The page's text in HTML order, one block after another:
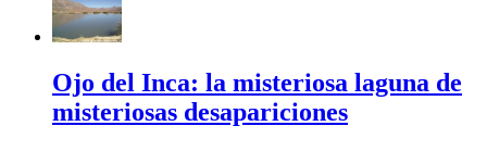
Ojo del Inca: la misteriosa laguna de
misteriosas desapariciones